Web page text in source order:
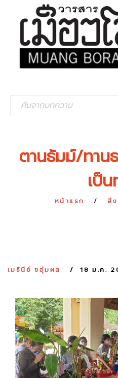
ตานธัมม์/ทาน
เป็
หน้าแรก สิ่
เมธินีย์ ชอุ่มผล 18 ม.ค.